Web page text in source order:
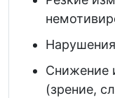
Снижение
(зрение,